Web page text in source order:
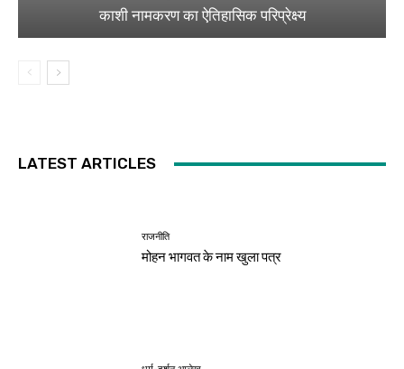
काशी नामकरण का ऐतिहासिक परिप्रेक्ष्य
LATEST ARTICLES
राजनीति
मोहन भागवत के नाम खुला पत्र